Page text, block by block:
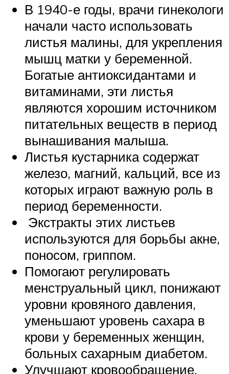
В 1940-е годы, врачи гинекологи
начали часто использовать
листья малины, для укрепления
мышц матки у беременной.
Богатые антиоксидантами и
витаминами, эти листья
являются хорошим источником
питательных веществ в период
вынашивания малыша.
Листья кустарника содержат
железо, магний, кальций, все из
которых играют важную роль в
период беременности.
Экстракты этих листьев
используются для борьбы акне,
поносом, гриппом.
Помогают регулировать
менструальный цикл, понижают
уровни кровяного давления,
уменьшают уровень сахара в
крови у беременных женщин,
больных сахарным диабетом.
Улучшают кровообращение,